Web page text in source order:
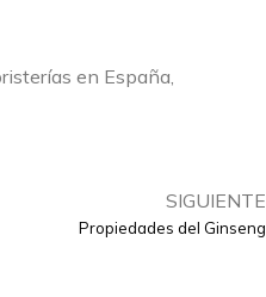
en España,
SIGUIENTE
Propiedades del Ginseng